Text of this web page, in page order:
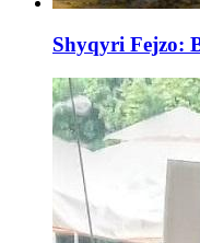
Shyqyri Fejzo: